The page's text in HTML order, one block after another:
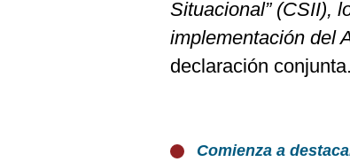
Situacional” (CSII),
implementación del
declaración conjunta.
Comienza a